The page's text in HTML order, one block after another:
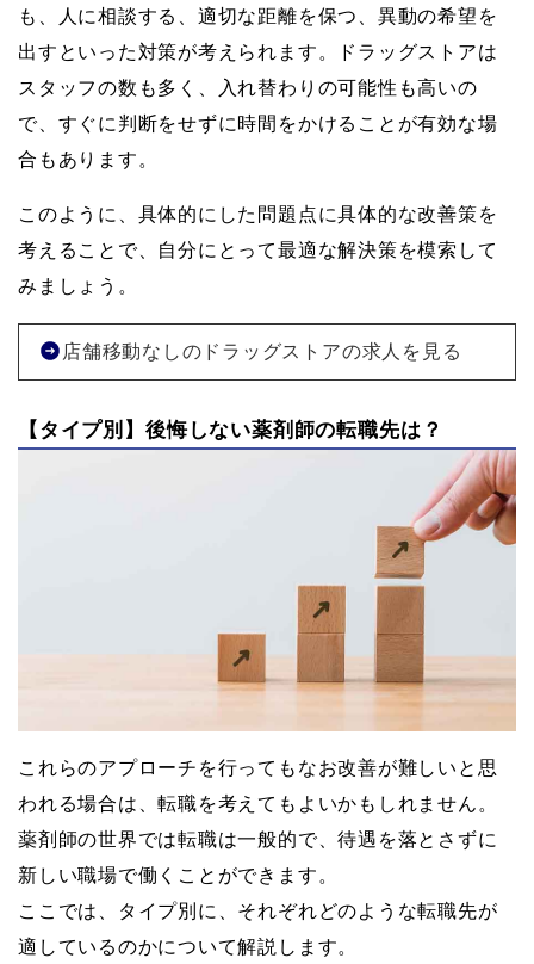
も、人に相談する、適切な距離を保つ、異動の希望を
出すといった対策が考えられます。ドラッグストアは
スタッフの数も多く、入れ替わりの可能性も高いの
で、すぐに判断をせずに時間をかけることが有効な場
合もあります。
このように、具体的にした問題点に具体的な改善策を
考えることで、自分にとって最適な解決策を模索して
みましょう。
店舗移動なしのドラッグストアの求人を見る
【タイプ別】後悔しない薬剤師の転職先は？
これらのアプローチを行ってもなお改善が難しいと思
われる場合は、転職を考えてもよいかもしれません。
薬剤師の世界では転職は一般的で、待遇を落とさずに
新しい職場で働くことができます。
ここでは、タイプ別に、それぞれどのような転職先が
適しているのかについて解説します。